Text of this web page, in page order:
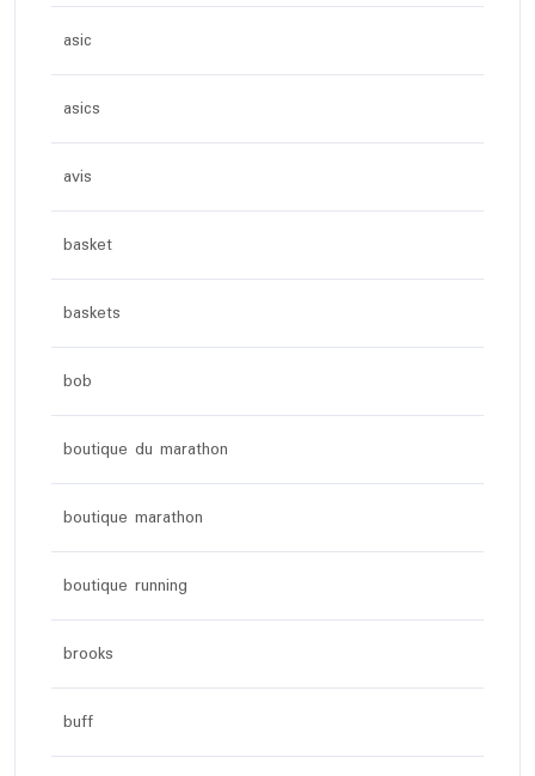
asic
asics
avis
basket
baskets
bob
boutique du marathon
boutique marathon
boutique running
brooks
buff